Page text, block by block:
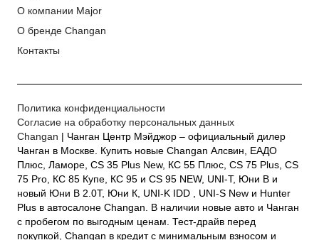
О компании Major
О бренде Changan
Контакты
Политика конфиденциальности
Согласие на обработку персональных данных
Changan | Чанган Центр Мэйджор – официальный дилер
Чанган в Москве. Купить новые Changan Алсвин, ЕАДО
Плюс, Ламоре, CS 35 Plus New, КС 55 Плюс, CS 75 Plus, CS
75 Pro, КС 85 Купе, КС 95 и CS 95 NEW, UNI-T, Юни В и
новый Юни В 2.0Т, Юни К, UNI-K IDD , UNI-S New и Hunter
Plus в автосалоне Changan. В наличии новые авто и Чанган
с пробегом по выгодным ценам. Тест-драйв перед
покупкой, Changan в кредит с минимальным взносом и